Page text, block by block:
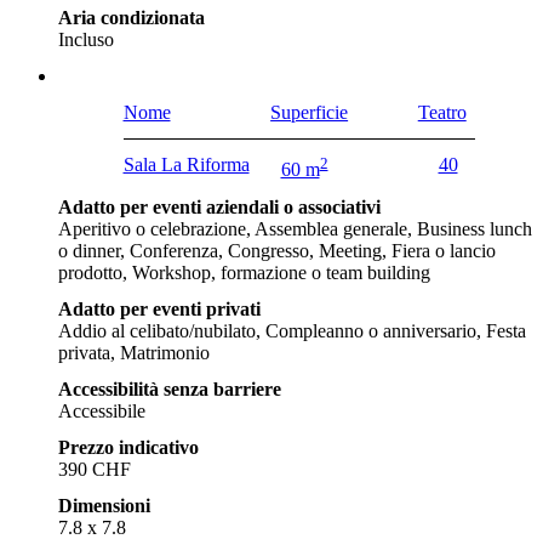
Aria condizionata
Incluso
Nome Superficie Teatro
Sala La Riforma 60 m2 40
Adatto per eventi aziendali o associativi
Aperitivo o celebrazione, Assemblea generale, Business lunch
o dinner, Conferenza, Congresso, Meeting, Fiera o lancio
prodotto, Workshop, formazione o team building
Adatto per eventi privati
Addio al celibato/nubilato, Compleanno o anniversario, Festa
privata, Matrimonio
Accessibilità senza barriere
Accessibile
Prezzo indicativo
390 CHF
Dimensioni
7.8 x 7.8